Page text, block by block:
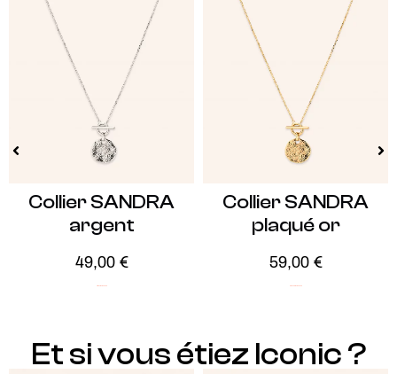
Collier SANDRA
argent
49,00 €
Collier SANDRA
plaqué or
59,00 €
Et si vous étiez Iconic ?